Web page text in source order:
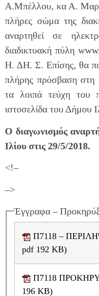
Α.Μπέλλου, κα Α.
πλήρες σώμα της
αναρτηθεί σε
διαδικτυακή πύλη
Η. ΔΗ. Σ. Επίσης, θα
πλήρης πρόσβαση
τα λοιπά τεύχη του
ιστοσελίδα του Δήμου
Ο διαγωνισμός
Ιλίου στις 29/5/2018.
<!–
–>
Έγγραφα –
pdf 192 KB)
196 KB)